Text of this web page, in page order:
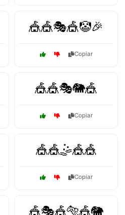
🎪🎪🎭🎪🤡🎉
Copiar
🎪🎪🎭🐘🎪
Copiar
🎪🎪🤹🎪🎪
Copiar
🎪🎭🎪🐅🎪🐘